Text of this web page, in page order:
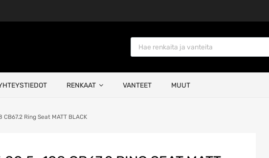
Products search
RENKAAT VANTEET MUUT
Ring Seat MATT BLACK